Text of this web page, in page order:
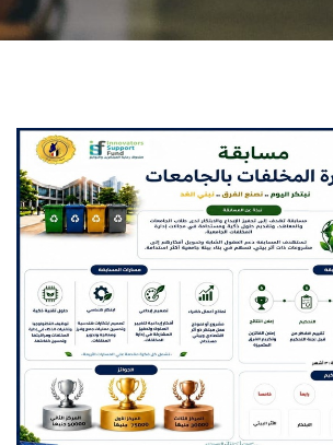
الإعلام
الطلاب
هيئة التدريس
الخريجين
الموظفون
الزائـرون